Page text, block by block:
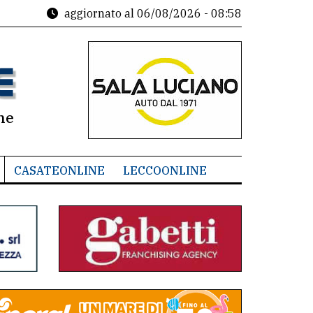
aggiornato al 06/08/2026 - 08:58
CASATEONLINE LECCOONLINE